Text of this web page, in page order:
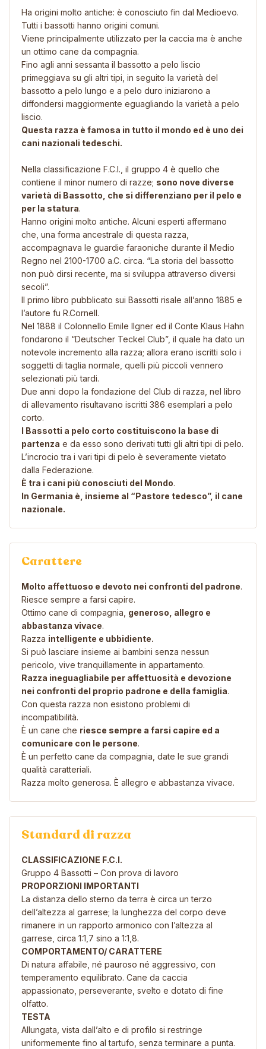
Ha origini molto antiche: è conosciuto fin dal Medioevo.
Tutti i bassotti hanno origini comuni.
Viene principalmente utilizzato per la caccia ma è anche
un ottimo cane da compagnia.
Fino agli anni sessanta il bassotto a pelo liscio
primeggiava su gli altri tipi, in seguito la varietà del
bassotto a pelo lungo e a pelo duro iniziarono a
diffondersi maggiormente eguagliando la varietà a pelo
liscio.
Questa razza è famosa in tutto il mondo ed è uno dei
cani nazionali tedeschi.
Nella classificazione F.C.I., il gruppo 4 è quello che
contiene il minor numero di razze; sono nove diverse
varietà di Bassotto, che si differenziano per il pelo e
per la statura.
Hanno origini molto antiche. Alcuni esperti affermano
che, una forma ancestrale di questa razza,
accompagnava le guardie faraoniche durante il Medio
Regno nel 2100-1700 a.C. circa. “La storia del bassotto
non può dirsi recente, ma si sviluppa attraverso diversi
secoli”.
Il primo libro pubblicato sui Bassotti risale all’anno 1885 e
l’autore fu R.Cornell.
Nel 1888 il Colonnello Emile Ilgner ed il Conte Klaus Hahn
fondarono il “Deutscher Teckel Club”, il quale ha dato un
notevole incremento alla razza; allora erano iscritti solo i
soggetti di taglia normale, quelli più piccoli vennero
selezionati più tardi.
Due anni dopo la fondazione del Club di razza, nel libro
di allevamento risultavano iscritti 386 esemplari a pelo
corto.
I Bassotti a pelo corto costituiscono la base di
partenza e da esso sono derivati tutti gli altri tipi di pelo.
L’incrocio tra i vari tipi di pelo è severamente vietato
dalla Federazione.
È tra i cani più conosciuti del Mondo.
In Germania è, insieme al “Pastore tedesco”, il cane
nazionale.
Carattere
Molto affettuoso e devoto nei confronti del padrone.
Riesce sempre a farsi capire.
Ottimo cane di compagnia, generoso, allegro e
abbastanza vivace.
Razza intelligente e ubbidiente.
Si può lasciare insieme ai bambini senza nessun
pericolo, vive tranquillamente in appartamento.
Razza ineguagliabile per affettuosità e devozione
nei confronti del proprio padrone e della famiglia.
Con questa razza non esistono problemi di
incompatibilità.
È un cane che riesce sempre a farsi capire ed a
comunicare con le persone.
È un perfetto cane da compagnia, date le sue grandi
qualità caratteriali.
Razza molto generosa. È allegro e abbastanza vivace.
Standard di razza
CLASSIFICAZIONE F.C.I.
Gruppo 4 Bassotti – Con prova di lavoro
PROPORZIONI IMPORTANTI
La distanza dello sterno da terra è circa un terzo
dell’altezza al garrese; la lunghezza del corpo deve
rimanere in un rapporto armonico con l’altezza al
garrese, circa 1:1,7 sino a 1:1,8.
COMPORTAMENTO/ CARATTERE
Di natura affabile, né pauroso né aggressivo, con
temperamento equilibrato. Cane da caccia
appassionato, perseverante, svelto e dotato di fine
olfatto.
TESTA
Allungata, vista dall’alto e di profilo si restringe
uniformemente fino al tartufo, senza terminare a punta.